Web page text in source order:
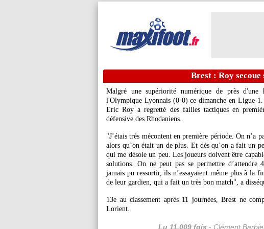
Brest : Roy secoue
Malgré une supériorité numérique de près
l'Olympique Lyonnais (0-0) ce dimanche en Ligue
Eric Roy a regretté des failles tactiques en
défensive des Rhodaniens.
"J’étais très mécontent en première période. On n’a
alors qu’on était un de plus. Et dès qu’on a fait un
qui me désole un peu. Les joueurs doivent être
solutions. On ne peut pas se permettre d’attendre
jamais pu ressortir, ils n’essayaient même plus à la
de leur gardien, qui a fait un très bon match", a
13e au classement après 11 journées, Brest ne
Lorient.
Lu 11.009 fois - Clément